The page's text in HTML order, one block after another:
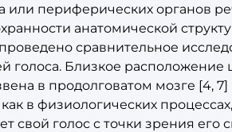
или периферических органов
анатомической
сравнительное
голоса. Близкое расположение
в продолговатом мозге [4,
в физиологических
свой голос с точки зрения